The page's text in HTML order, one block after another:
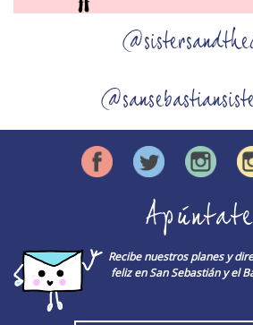
Apúntate
Recibe nuestros planes y
feliz en San Sebastián y el